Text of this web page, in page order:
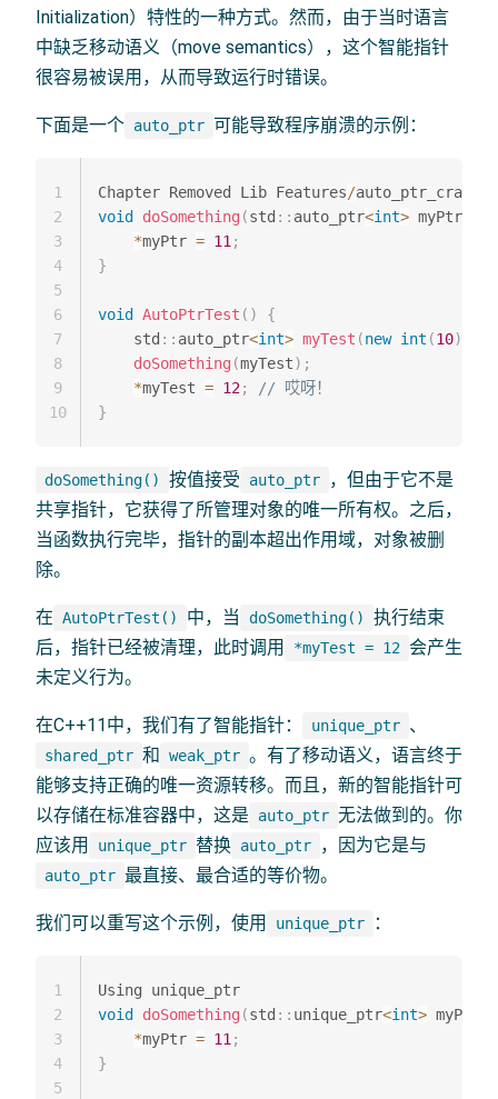
Initialization）特性的一种方式。然而，由于当时语言
中缺乏移动语义（move semantics），这个智能指针
很容易被误用，从而导致运行时错误。
下面是一个 auto_ptr 可能导致程序崩溃的示例：
Chapter Removed Lib Features/auto_ptr_crash
void
doSomething (std :: auto_ptr<int> myPtr
*myPtr = 11 ;
}
void AutoPtrTest ( )
{
    std
:: auto_ptr<int> myTest (new int (10)
doSomething (myTest) ;
*myTest = 12;
// 哎呀！
}
1
2
3
4
5
6
7
8
9
10
doSomething() 按值接受 auto_ptr
，但由于它不是
共享指针，它获得了所管理对象的唯一所有权。之后，
当函数执行完毕，指针的副本超出作用域，对象被删
除。
在 AutoPtrTest() 中，当 doSomething()
执行结束
后，指针已经被清理，此时调用
*myTest = 12 会产生
未定义行为。
在C++11中，我们有了智能指针： unique_ptr 、
shared_ptr 和 weak_ptr 。有了移动语义，语言终于
能够支持正确的唯一资源转移。而且，新的智能指针可
以存储在标准容器中，这是
auto_ptr 无法做到的。你
应该用
unique_ptr 替换 auto_ptr ，因为它是与
auto_ptr 最直接、最合适的等价物。
我们可以重写这个示例，使用 unique_ptr ：
void
doSomething (std :: unique_ptr<int> myPtr
*myPtr = 11 ;
}
1
2
3
4
5